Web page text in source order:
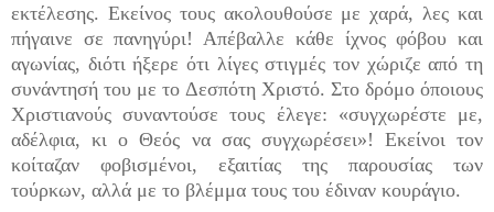
εκτέλεσης. Εκείνος τους ακολουθούσε με χαρά, λες και
πήγαινε σε πανηγύρι! Απέβαλλε κάθε ίχνος φόβου και
αγωνίας, διότι ήξερε ότι λίγες στιγμές τον χώριζε από τη
συνάντησή του με το Δεσπότη Χριστό. Στο δρόμο όποιους
Χριστιανούς συναντούσε τους έλεγε: «συγχωρέστε με,
αδέλφια, κι ο Θεός να σας συγχωρέσει»! Εκείνοι τον
κοίταζαν φοβισμένοι, εξαιτίας της παρουσίας των
τούρκων, αλλά με το βλέμμα τους του έδιναν κουράγιο.